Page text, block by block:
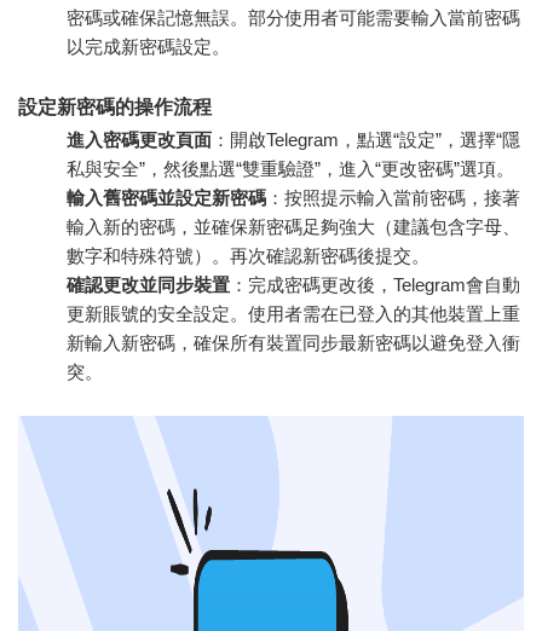
密碼或確保記憶無誤。部分使用者可能需要輸入當前密碼
以完成新密碼設定。
設定新密碼的操作流程
進入密碼更改頁面 ：開啟Telegram，點選“設定”，選擇“隱
私與安全”，然後點選“雙重驗證”，進入“更改密碼”選項。
輸入舊密碼並設定新密碼 ：按照提示輸入當前密碼，接著
輸入新的密碼，並確保新密碼足夠強大（建議包含字母、
數字和特殊符號）。再次確認新密碼後提交。
確認更改並同步裝置 ：完成密碼更改後，Telegram會自動
更新賬號的安全設定。使用者需在已登入的其他裝置上重
新輸入新密碼，確保所有裝置同步最新密碼以避免登入衝
突。